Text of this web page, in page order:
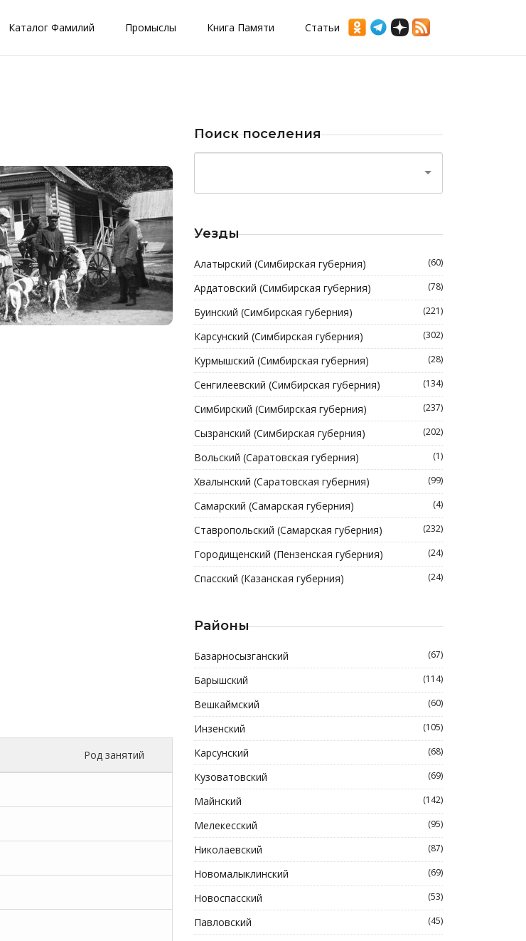
Каталог Фамилий Промыслы Книга Памяти Статьи
Род занятий
Поиск поселения
Уезды
Алатырский (Симбирская губерния) (60)
Ардатовский (Симбирская губерния) (78)
Буинский (Симбирская губерния) (221)
Карсунский (Симбирская губерния) (302)
Курмышский (Симбирская губерния) (28)
Сенгилеевский (Симбирская губерния) (134)
Симбирский (Симбирская губерния) (237)
Сызранский (Симбирская губерния) (202)
Вольский (Саратовская губерния) (1)
Хвалынский (Саратовская губерния) (99)
Самарский (Самарская губерния) (4)
Ставропольский (Самарская губерния) (232)
Городищенский (Пензенская губерния) (24)
Спасский (Казанская губерния) (24)
Районы
Базарносызганский (67)
Барышский (114)
Вешкаймский (60)
Инзенский (105)
Карсунский (68)
Кузоватовский (69)
Майнский (142)
Мелекесский (95)
Николаевский (87)
Новомалыклинский (69)
Новоспасский (53)
Павловский (45)